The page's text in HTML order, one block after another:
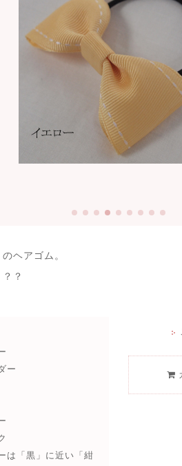
ヘアゴム。
？
ー
は「黒」に近い「紺